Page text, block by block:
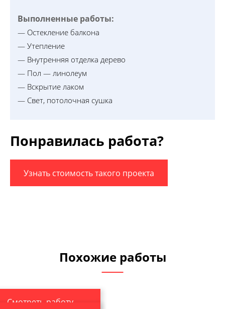
Выполненные работы:
— Остекление балкона
— Утепление
— Внутренняя отделка дерево
— Пол — линолеум
— Вскрытие лаком
— Свет, потолочная сушка
Понравилась работа?
Узнать стоимость такого проекта
Похожие работы
Смотреть работу